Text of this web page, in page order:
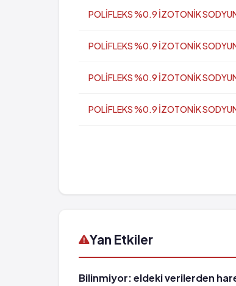
POLİFLEKS %0.9 İZOTONİK
POLİFLEKS %0.9 İZOTONİK
POLİFLEKS %0.9 İZOTONİK
POLİFLEKS %0.9 İZOTONİK
Yan Etkiler
Bilinmiyor: eldeki verilerden